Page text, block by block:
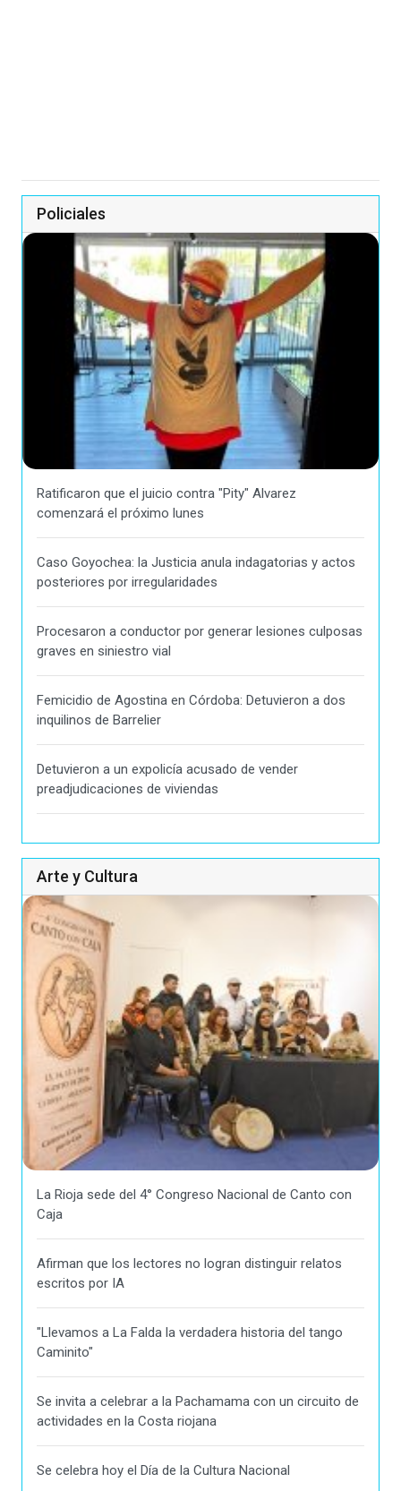
Policiales
Ratificaron que el juicio contra "Pity" Alvarez
comenzará el próximo lunes
Caso Goyochea: la Justicia anula indagatorias y actos
posteriores por irregularidades
Procesaron a conductor por generar lesiones culposas
graves en siniestro vial
Femicidio de Agostina en Córdoba: Detuvieron a dos
inquilinos de Barrelier
Detuvieron a un expolicía acusado de vender
preadjudicaciones de viviendas
Arte y Cultura
La Rioja sede del 4° Congreso Nacional de Canto con
Caja
Afirman que los lectores no logran distinguir relatos
escritos por IA
"Llevamos a La Falda la verdadera historia del tango
Caminito"
Se invita a celebrar a la Pachamama con un circuito de
actividades en la Costa riojana
Se celebra hoy el Día de la Cultura Nacional